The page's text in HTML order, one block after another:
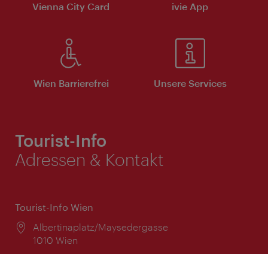
Vienna City Card ivie App
Wien Barrierefrei Unsere Services
Tourist-Info
Adressen & Kontakt
Tourist-Info Wien
Ort:
Albertinaplatz/Maysedergasse
1010 Wien